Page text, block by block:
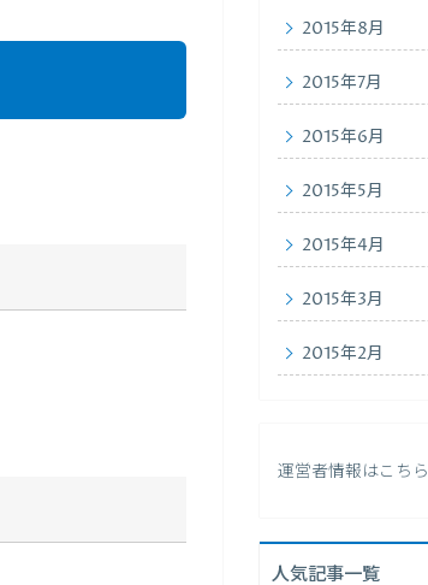
2015年8月
2015年7月
2015年6月
2015年5月
2015年4月
2015年3月
2015年2月
運営者情報はこちら
人気記事一覧